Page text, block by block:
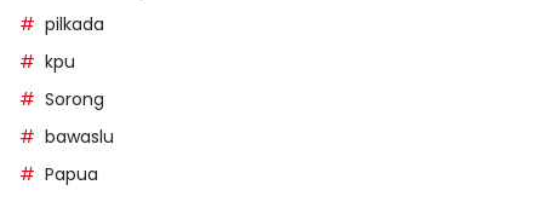
pilkada
kpu
Sorong
bawaslu
Papua